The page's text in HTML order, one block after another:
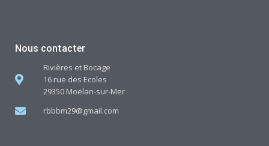
Nous contacter
Rivières et Bocage
16 rue des Ecoles
29350 Moëlan-sur-Mer
rbbbm29@gmail.com